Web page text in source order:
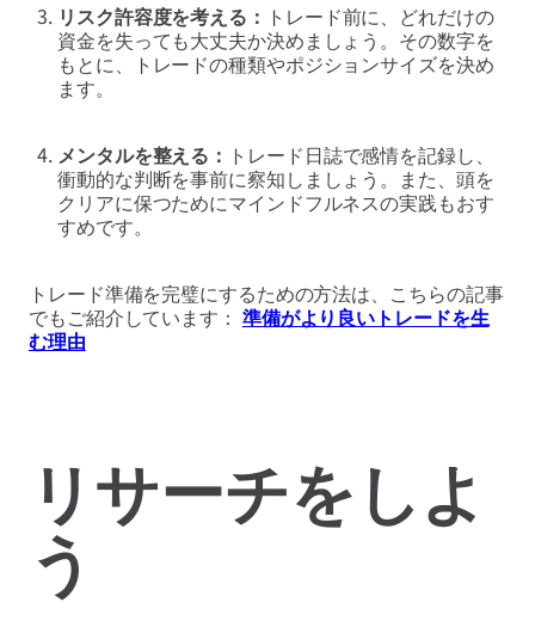
リスク許容度を考える： トレード前に、どれだけの
資金を失っても大丈夫か決めましょう。その数字を
もとに、トレードの種類やポジションサイズを決め
ます。
メンタルを整える： トレード日誌で感情を記録し、
衝動的な判断を事前に察知しましょう。また、頭を
クリアに保つためにマインドフルネスの実践もおす
すめです。
トレード準備を完璧にするための方法は、こちらの記事
でもご紹介しています： 準備がより良いトレードを生
む理由
リサーチをしよ
う